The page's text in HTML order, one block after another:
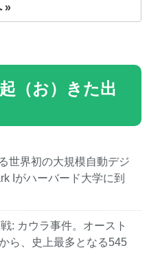
»
（お）きた出
世界初の大規模自動デジ
Iがハーバード大学に到
: カウラ事件。オースト
ら、史上最多となる545